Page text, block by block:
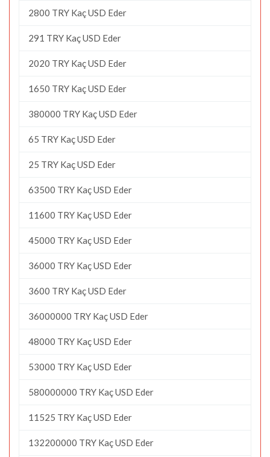
2800 TRY Kaç USD Eder
291 TRY Kaç USD Eder
2020 TRY Kaç USD Eder
1650 TRY Kaç USD Eder
380000 TRY Kaç USD Eder
65 TRY Kaç USD Eder
25 TRY Kaç USD Eder
63500 TRY Kaç USD Eder
11600 TRY Kaç USD Eder
45000 TRY Kaç USD Eder
36000 TRY Kaç USD Eder
3600 TRY Kaç USD Eder
36000000 TRY Kaç USD Eder
48000 TRY Kaç USD Eder
53000 TRY Kaç USD Eder
580000000 TRY Kaç USD Eder
11525 TRY Kaç USD Eder
132200000 TRY Kaç USD Eder